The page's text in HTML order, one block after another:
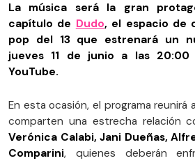
La música será la gran
capítulo de Dudo, el espacio de
pop del 13 que estrenará un
jueves 11 de junio a las
YouTube.
En esta ocasión, el programa
comparten una estrecha relación
Verónica Calabi, Jani Dueñas,
Comparini, quienes deberán